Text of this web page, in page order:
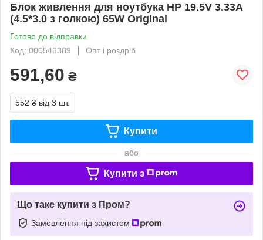
Блок живлення для ноутбука HP 19.5V 3.33A
(4.5*3.0 з голкою) 65W Original
Готово до відправки
Код: 000546389
Опт і роздріб
591,60 ₴
552 ₴ від 3 шт.
Купити
або
Купити з
Що таке купити з Пром?
Замовлення під захистом